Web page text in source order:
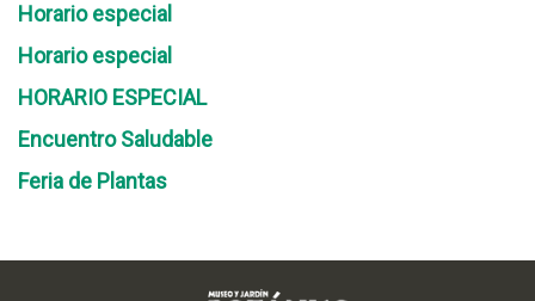
Horario especial
Horario especial
HORARIO ESPECIAL
Encuentro Saludable
Feria de Plantas